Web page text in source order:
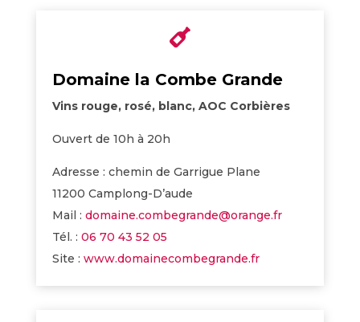

Domaine la Combe Grande
Vins rouge, rosé, blanc, AOC Corbières
Ouvert de 10h à 20h
Adresse : chemin de Garrigue Plane
11200 Camplong-D’aude
Mail : domaine.combegrande@orange.fr
Tél. : 06 70 43 52 05
Site : www.domainecombegrande.fr